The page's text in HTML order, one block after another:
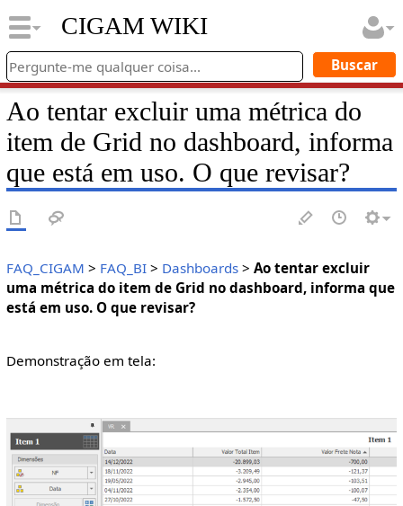
CIGAM WIKI
Ao tentar excluir uma métrica do
item de Grid no dashboard, informa
que está em uso. O que revisar?
FAQ_CIGAM > FAQ_BI> Dashboards> Ao tentar excluir
uma métrica do item de Grid no dashboard, informa que
está em uso. O que revisar?
Demonstração em tela: